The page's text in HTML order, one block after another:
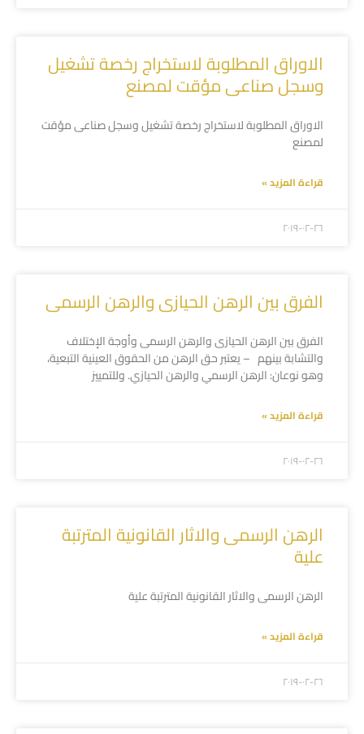
الاوراق المطلوبة لاستخراج رخصة تشغيل
وسجل صناعى مؤقت لمصنع
الاوراق المطلوبة لاستخراج رخصة تشغيل وسجل صناعى مؤقت
لمصنع
قراءة المزيد »
۲۰۱۹-۰۲-۲٦
الفرق بين الرهن الحيازى والرهن الرسمى
الفرق بين الرهن الحيازى والرهن الرسمى وأوجة الإختلاف
والتشابة بينهم – يعتبر حق الرهن من الحقوق العينية التبعية،
وهو نوعان: الرهن الرسمي والرهن الحيازي. وللتمييز
قراءة المزيد »
۲۰۱۹-۰۲-۲٦
الرهن الرسمى والاثار القانونية المترتبة
علية
الرهن الرسمى والاثار القانونية المترتبة علية
قراءة المزيد »
۲۰۱۹-۰۲-۲٦